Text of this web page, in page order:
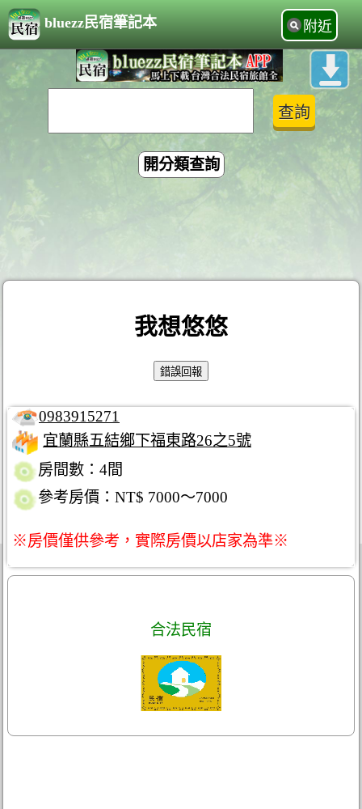
bluezz民宿筆記本 附近
開分類查詢
我想悠悠
0983915271
宜蘭縣五結鄉下福東路26之5號
房間數：4間
參考房價：NT$ 7000～7000
※房價僅供參考，實際房價以店家為準※
合法民宿